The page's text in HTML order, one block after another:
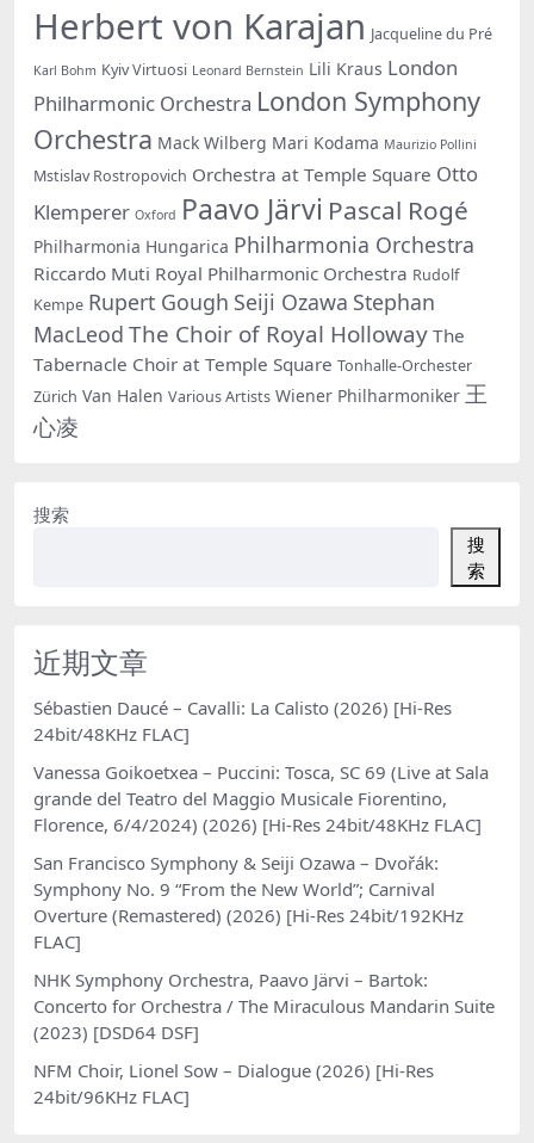
Herbert von Karajan Jacqueline du Pré
Karl Bohm Kyiv Virtuosi Leonard Bernstein Lili Kraus London
Philharmonic Orchestra London Symphony
Orchestra Mack Wilberg Mari Kodama Maurizio Pollini
Mstislav Rostropovich Orchestra at Temple Square Otto
Klemperer Oxford Paavo Järvi Pascal Rogé
Philharmonia Hungarica Philharmonia Orchestra
Riccardo Muti Royal Philharmonic Orchestra Rudolf
Kempe Rupert Gough Seiji Ozawa Stephan
MacLeod The Choir of Royal Holloway The
Tabernacle Choir at Temple Square Tonhalle-Orchester
Zürich Van Halen Various Artists Wiener Philharmoniker 王
心凌
搜索
搜
索
近期文章
Sébastien Daucé – Cavalli: La Calisto (2026) [Hi-Res
24bit/48KHz FLAC]
Vanessa Goikoetxea – Puccini: Tosca, SC 69 (Live at Sala
grande del Teatro del Maggio Musicale Fiorentino,
Florence, 6/4/2024) (2026) [Hi-Res 24bit/48KHz FLAC]
San Francisco Symphony & Seiji Ozawa – Dvořák:
Symphony No. 9 “From the New World”; Carnival
Overture (Remastered) (2026) [Hi-Res 24bit/192KHz
FLAC]
NHK Symphony Orchestra, Paavo Järvi – Bartok:
Concerto for Orchestra / The Miraculous Mandarin Suite
(2023) [DSD64 DSF]
NFM Choir, Lionel Sow – Dialogue (2026) [Hi-Res
24bit/96KHz FLAC]